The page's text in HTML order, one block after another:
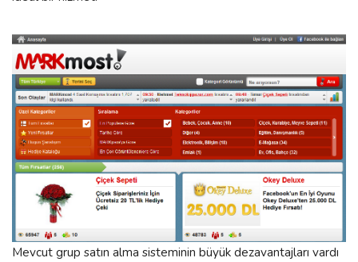
Mevcut grup satın alma sisteminin büyük dezavantajları vardı